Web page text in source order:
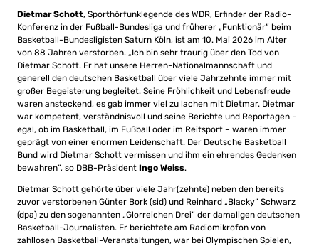
Dietmar Schott, Sporthörfunklegende des WDR, Erfinder der Radio-
Konferenz in der Fußball-Bundesliga und früherer „Funktionär“ beim
Basketball-Bundesligisten Saturn Köln, ist am 10. Mai 2026 im Alter
von 88 Jahren verstorben. „Ich bin sehr traurig über den Tod von
Dietmar Schott. Er hat unsere Herren-Nationalmannschaft und
generell den deutschen Basketball über viele Jahrzehnte immer mit
großer Begeisterung begleitet. Seine Fröhlichkeit und Lebensfreude
waren ansteckend, es gab immer viel zu lachen mit Dietmar. Dietmar
war kompetent, verständnisvoll und seine Berichte und Reportagen –
egal, ob im Basketball, im Fußball oder im Reitsport – waren immer
geprägt von einer enormen Leidenschaft. Der Deutsche Basketball
Bund wird Dietmar Schott vermissen und ihm ein ehrendes Gedenken
bewahren“, so DBB-Präsident Ingo Weiss.
Dietmar Schott gehörte über viele Jahr(zehnte) neben den bereits
zuvor verstorbenen Günter Bork (sid) und Reinhard „Blacky“ Schwarz
(dpa) zu den sogenannten „Glorreichen Drei“ der damaligen deutschen
Basketball-Journalisten. Er berichtete am Radiomikrofon von
zahllosen Basketball-Veranstaltungen, war bei Olympischen Spielen,